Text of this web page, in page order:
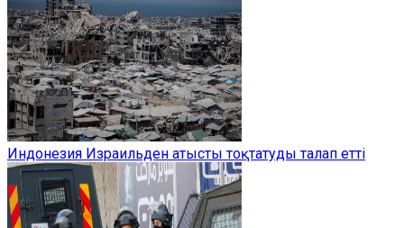
Индонезия Израильден атысты тоқтатуды талап етті